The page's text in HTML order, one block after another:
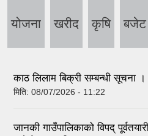
योजना खरीद कृषि बजेट
काठ लिलाम बिक्री सम्बन्धी सूचना ।
मिति: 08/07/2026 - 11:22
जानकी गाउँपालिकाको विपद्